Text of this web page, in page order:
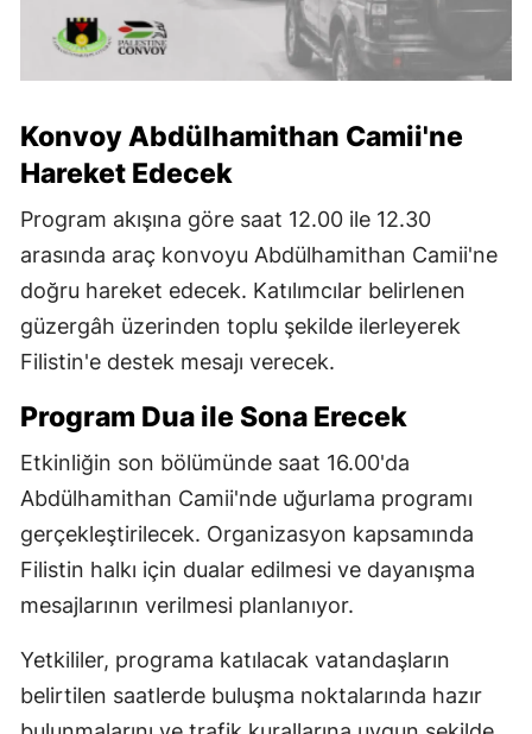
Konvoy Abdülhamithan Camii'ne
Hareket Edecek
Program akışına göre saat 12.00 ile 12.30
arasında araç konvoyu Abdülhamithan Camii'ne
doğru hareket edecek. Katılımcılar belirlenen
güzergâh üzerinden toplu şekilde ilerleyerek
Filistin'e destek mesajı verecek.
Program Dua ile Sona Erecek
Etkinliğin son bölümünde saat 16.00'da
Abdülhamithan Camii'nde uğurlama programı
gerçekleştirilecek. Organizasyon kapsamında
Filistin halkı için dualar edilmesi ve dayanışma
mesajlarının verilmesi planlanıyor.
Yetkililer, programa katılacak vatandaşların
belirtilen saatlerde buluşma noktalarında hazır